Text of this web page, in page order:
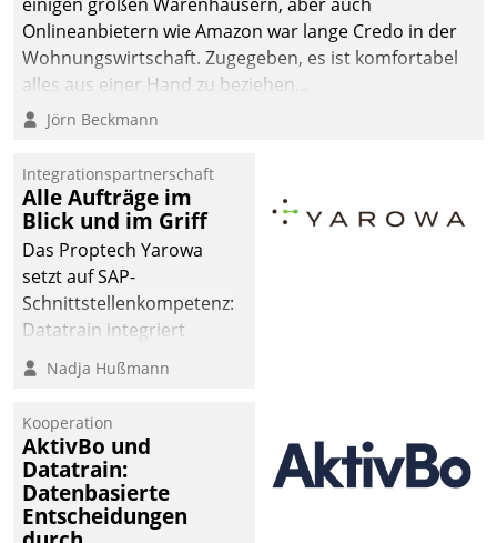
Onlineanbietern wie Amazon war lange Credo in der
Wohnungswirtschaft. Zugegeben, es ist komfortabel
alles aus einer Hand zu beziehen...
Jörn Beckmann
Integrationspartnerschaft
Alle Aufträge im
Blick und im Griff
Das Proptech Yarowa
setzt auf SAP-
Schnittstellenkompetenz:
Datatrain integriert
Yarowas Portal zur
Vergabe und Verwaltung
operativen
Instandhaltung in die
SAP-Systemlandschaft
deutscher
Nadja Hußmann
Kooperation
AktivBo und
Datatrain:
Datenbasierte
Entscheidungen